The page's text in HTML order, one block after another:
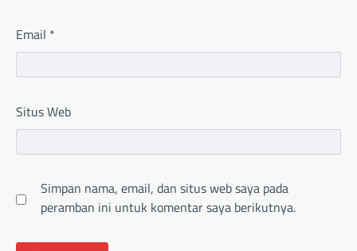
Email *
Situs Web
Simpan nama, email, dan situs web saya pada
peramban ini untuk komentar saya berikutnya.